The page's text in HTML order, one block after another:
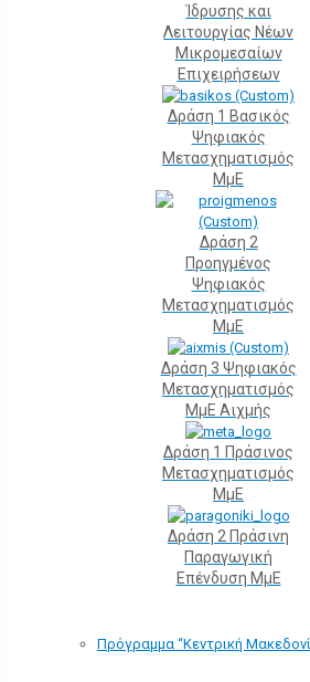
Ίδρυσης και
Λειτουργίας Νέων
Μικρομεσαίων
Επιχειρήσεων
Δράση 1 Βασικός
Ψηφιακός
Μετασχηματισμός
ΜμΕ
Δράση 2
Προηγμένος
Ψηφιακός
Μετασχηματισμός
ΜμΕ
Δράση 3 Ψηφιακός
Μετασχηματισμός
ΜμΕ Αιχμής
Δράση 1 Πράσινος
Μετασχηματισμός
ΜμΕ
Δράση 2 Πράσινη
Παραγωγική
Επένδυση ΜμΕ
Πρόγραμμα “Κεντρική